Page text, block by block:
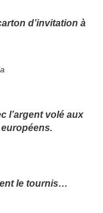
d’invitation à
l’argent volé aux
le tournis…